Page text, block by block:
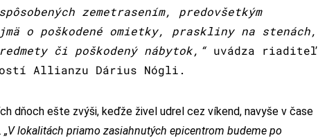
zemetrasením, predovšetkým
o poškodené omietky, praskliny na stenách,
či poškodený nábytok,“ uvádza riaditeľ
Allianzu Dárius Nógli.
dňoch ešte zvýši, keďže živel udrel cez víkend, navyše v čase
„V lokalitách priamo zasiahnutých epicentrom budeme po